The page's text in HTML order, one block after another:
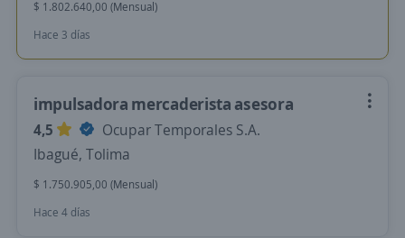
$ 1.802.640,00 (Mensual)
Hace 3 días
impulsadora mercaderista asesora
4,5
Ocupar Temporales S.A.
Ibagué, Tolima
$ 1.750.905,00 (Mensual)
Hace 4 días